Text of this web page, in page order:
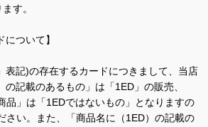
す。
について】
表記)の存在するカードにつきまして、当店
記載のあるもの」は「1ED」の販売、
品」は「1EDではないもの」となりますの
さい。また、「商品名に（1ED）の記載の